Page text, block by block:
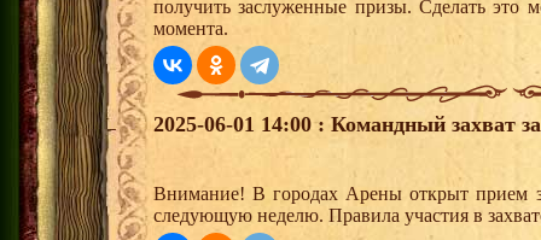
получить заслуженные призы. Сделать это
момента.
2025-06-01 14:00 : Командный захват
Внимание! В городах Арены открыт прием
следующую неделю. Правила участия в